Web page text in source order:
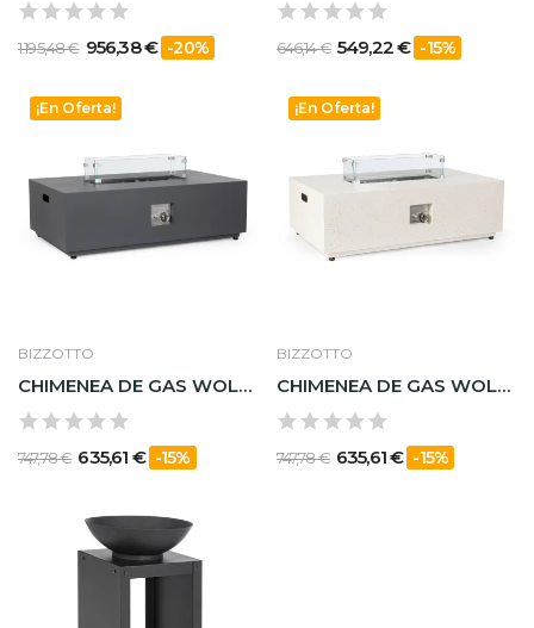
1.195,48 € 956,38 € -20% 646,14 € 549,22 € -15%
¡En Oferta!
BIZZOTTO
CHIMENEA DE GAS WOLKE GRIS OSCURO 110X65
747,78 € 635,61 € -15%
¡En Oferta!
BIZZOTTO
CHIMENEA DE GAS WOLKE BEIGE 110X65
747,78 € 635,61 € -15%